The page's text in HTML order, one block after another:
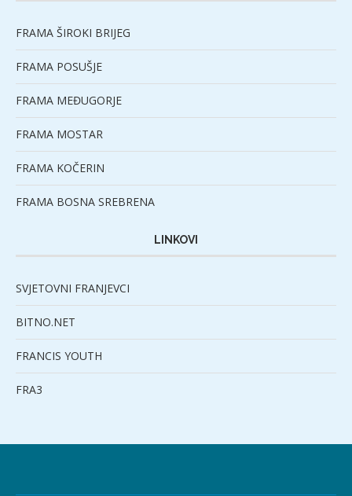
FRAMA ŠIROKI BRIJEG
FRAMA POSUŠJE
FRAMA MEĐUGORJE
FRAMA MOSTAR
FRAMA KOČERIN
FRAMA BOSNA SREBRENA
LINKOVI
SVJETOVNI FRANJEVCI
BITNO.NET
FRANCIS YOUTH
FRA3